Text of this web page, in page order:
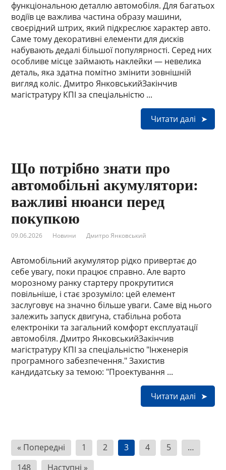
функціональною деталлю автомобіля. Для багатьох
водіїв це важлива частина образу машини,
своєрідний штрих, який підкреслює характер авто.
Саме тому декоративні елементи для дисків
набувають дедалі більшої популярності. Серед них
особливе місце займають наклейки — невелика
деталь, яка здатна помітно змінити зовнішній
вигляд коліс. Дмитро ЯнковськийЗакінчив
магістратуру КПІ за спеціальністю ...
Читати далі
Що потрібно знати про
автомобільні акумулятори:
важливі нюанси перед
покупкою
09.06.2026 Новини Дмитро Янковський
Автомобільний акумулятор рідко привертає до
себе увагу, поки працює справно. Але варто
морозному ранку стартеру прокрутитися
повільніше, і стає зрозуміло: цей елемент
заслуговує на значно більше уваги. Саме від нього
залежить запуск двигуна, стабільна робота
електроніки та загальний комфорт експлуатації
автомобіля. Дмитро ЯнковськийЗакінчив
магістратуру КПІ за спеціальністю "Інженерія
програмного забезпечення." Захистив
кандидатську за темою: "Проектування ...
Читати далі
Н
а
« Попередні 1 2 3 4 5
…
148
Наступні »